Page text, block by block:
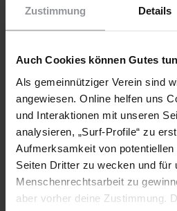
Zustimmung Details
Auch Cookies können Gutes
Als gemeinnütziger Verein sind
angewiesen. Online helfen uns
und Interaktionen mit unseren
analysieren, „Surf-Profile“ zu
Aufmerksamkeit von
Seiten Dritter zu wecken und für
Menschenrechtsarbeit zu
aber vorher deine Zustimmung.
Im Februar 2022 wurden die
Menschenrechtsverteidiger*innen
Andrea Gilbert wegen
gesprochen, nachdem sie eine
ranghohen Bischof der griechisch-
eingereicht hatten, weil dieser
antisemitisch und diskriminierend
Im Mai 2022 verhandelte ein
Journalistin Stavroula Poulimeni